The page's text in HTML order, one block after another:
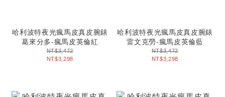
哈利波特夜光瘋馬皮真皮腕錶
葛來分多-瘋馬皮英倫紅
NT$3,472
NT$3,298
哈利波特夜光瘋馬皮真皮腕錶
雷文克勞-瘋馬皮英倫藍
NT$3,472
NT$3,298